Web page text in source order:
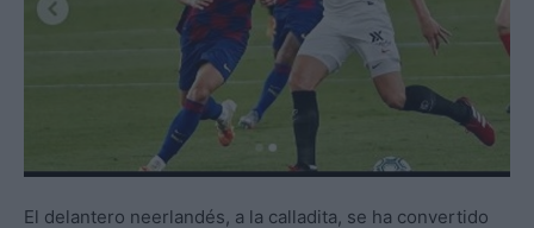
El delantero neerlandés, a la calladita, se ha convertido